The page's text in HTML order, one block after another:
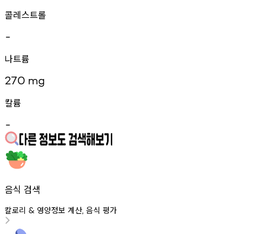
콜레스트롤
-
나트륨
270 mg
칼륨
-
음식 검색
칼로리 & 영양정보 계산, 음식 평가